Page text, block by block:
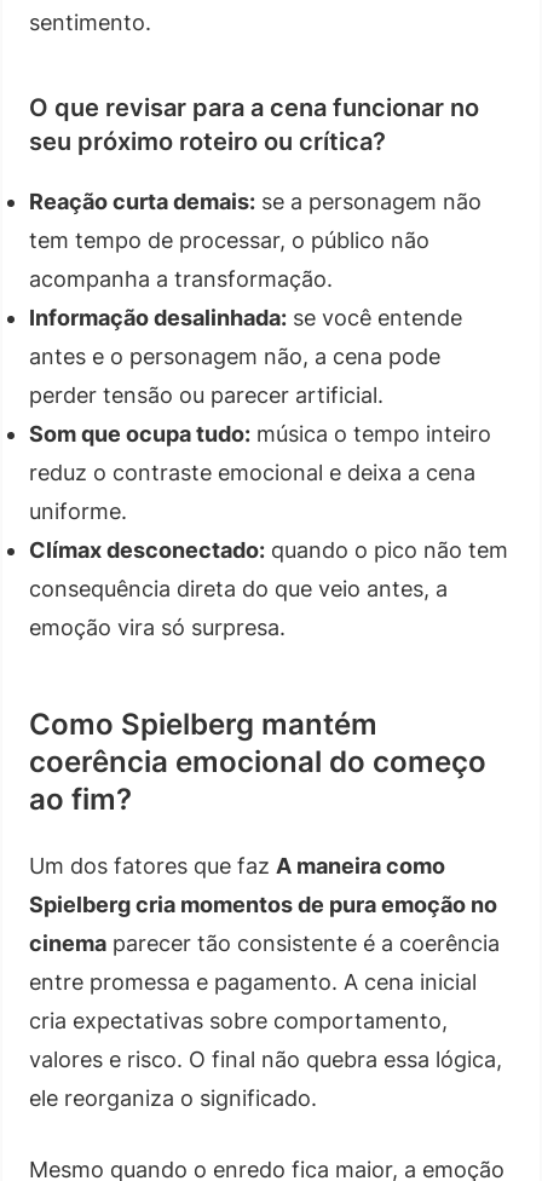
sentimento.
O que revisar para a cena funcionar no
seu próximo roteiro ou crítica?
Reação curta demais: se a personagem não
tem tempo de processar, o público não
acompanha a transformação.
Informação desalinhada: se você entende
antes e o personagem não, a cena pode
perder tensão ou parecer artificial.
Som que ocupa tudo: música o tempo inteiro
reduz o contraste emocional e deixa a cena
uniforme.
Clímax desconectado: quando o pico não tem
consequência direta do que veio antes, a
emoção vira só surpresa.
Como Spielberg mantém
coerência emocional do começo
ao fim?
Um dos fatores que faz A maneira como
Spielberg cria momentos de pura emoção no
cinema parecer tão consistente é a coerência
entre promessa e pagamento. A cena inicial
cria expectativas sobre comportamento,
valores e risco. O final não quebra essa lógica,
ele reorganiza o significado.
Mesmo quando o enredo fica maior, a emoção